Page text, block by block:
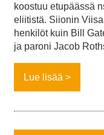
koostuu etupäässä
eliitistä. Siionin
henkilöt kuin Bill
ja paroni Jacob
Lue lisää